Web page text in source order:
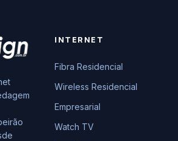
INTERNET
Fibra Residencial
Wireless Residencial
Empresarial
Watch TV